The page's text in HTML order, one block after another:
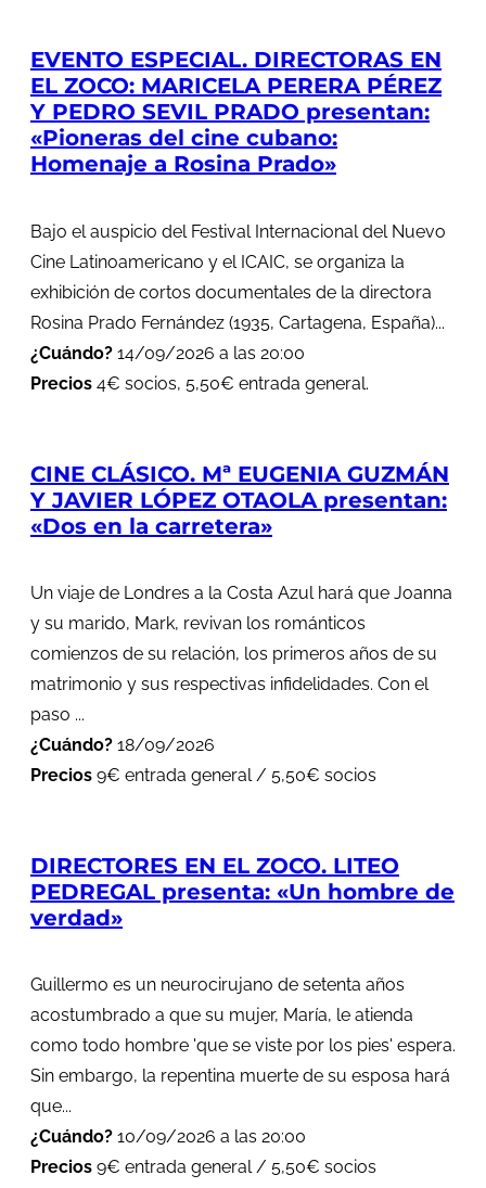
EVENTO ESPECIAL. DIRECTORAS EN
EL ZOCO: MARICELA PERERA PÉREZ
Y PEDRO SEVIL PRADO presentan:
«Pioneras del cine cubano:
Homenaje a Rosina Prado»
Bajo el auspicio del Festival Internacional del Nuevo
Cine Latinoamericano y el ICAIC, se organiza la
exhibición de cortos documentales de la directora
Rosina Prado Fernández (1935, Cartagena, España)...
¿Cuándo? 14/09/2026 a las 20:00
Precios 4€ socios, 5,50€ entrada general.
CINE CLÁSICO. Mª EUGENIA GUZMÁN
Y JAVIER LÓPEZ OTAOLA presentan:
«Dos en la carretera»
Un viaje de Londres a la Costa Azul hará que Joanna
y su marido, Mark, revivan los románticos
comienzos de su relación, los primeros años de su
matrimonio y sus respectivas infidelidades. Con el
paso ...
¿Cuándo? 18/09/2026
Precios 9€ entrada general / 5,50€ socios
DIRECTORES EN EL ZOCO. LITEO
PEDREGAL presenta: «Un hombre de
verdad»
Guillermo es un neurocirujano de setenta años
acostumbrado a que su mujer, María, le atienda
como todo hombre 'que se viste por los pies' espera.
Sin embargo, la repentina muerte de su esposa hará
que...
¿Cuándo? 10/09/2026 a las 20:00
Precios 9€ entrada general / 5,50€ socios